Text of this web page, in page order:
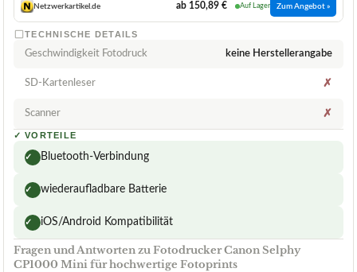
Netzwerkartikel.de ab 150,89 € Auf Lager Zum Angebot »
TECHNISCHE DETAILS
Geschwindigkeit Fotodruck keine Herstellerangabe
SD-Kartenleser ✗
Scanner ✗
✓ VORTEILE
✓ Bluetooth-Verbindung
✓ wiederaufladbare Batterie
✓ iOS/Android Kompatibilität
Fragen und Antworten zu Fotodrucker Canon Selphy
CP1000 Mini für hochwertige Fotoprints